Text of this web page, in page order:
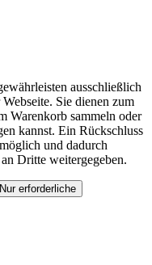
ausschließlich
Sie dienen zum
Warenkorb sammeln oder
kannst. Ein Rückschluss
und dadurch
Dritte weitergegeben.
Nur erforderliche